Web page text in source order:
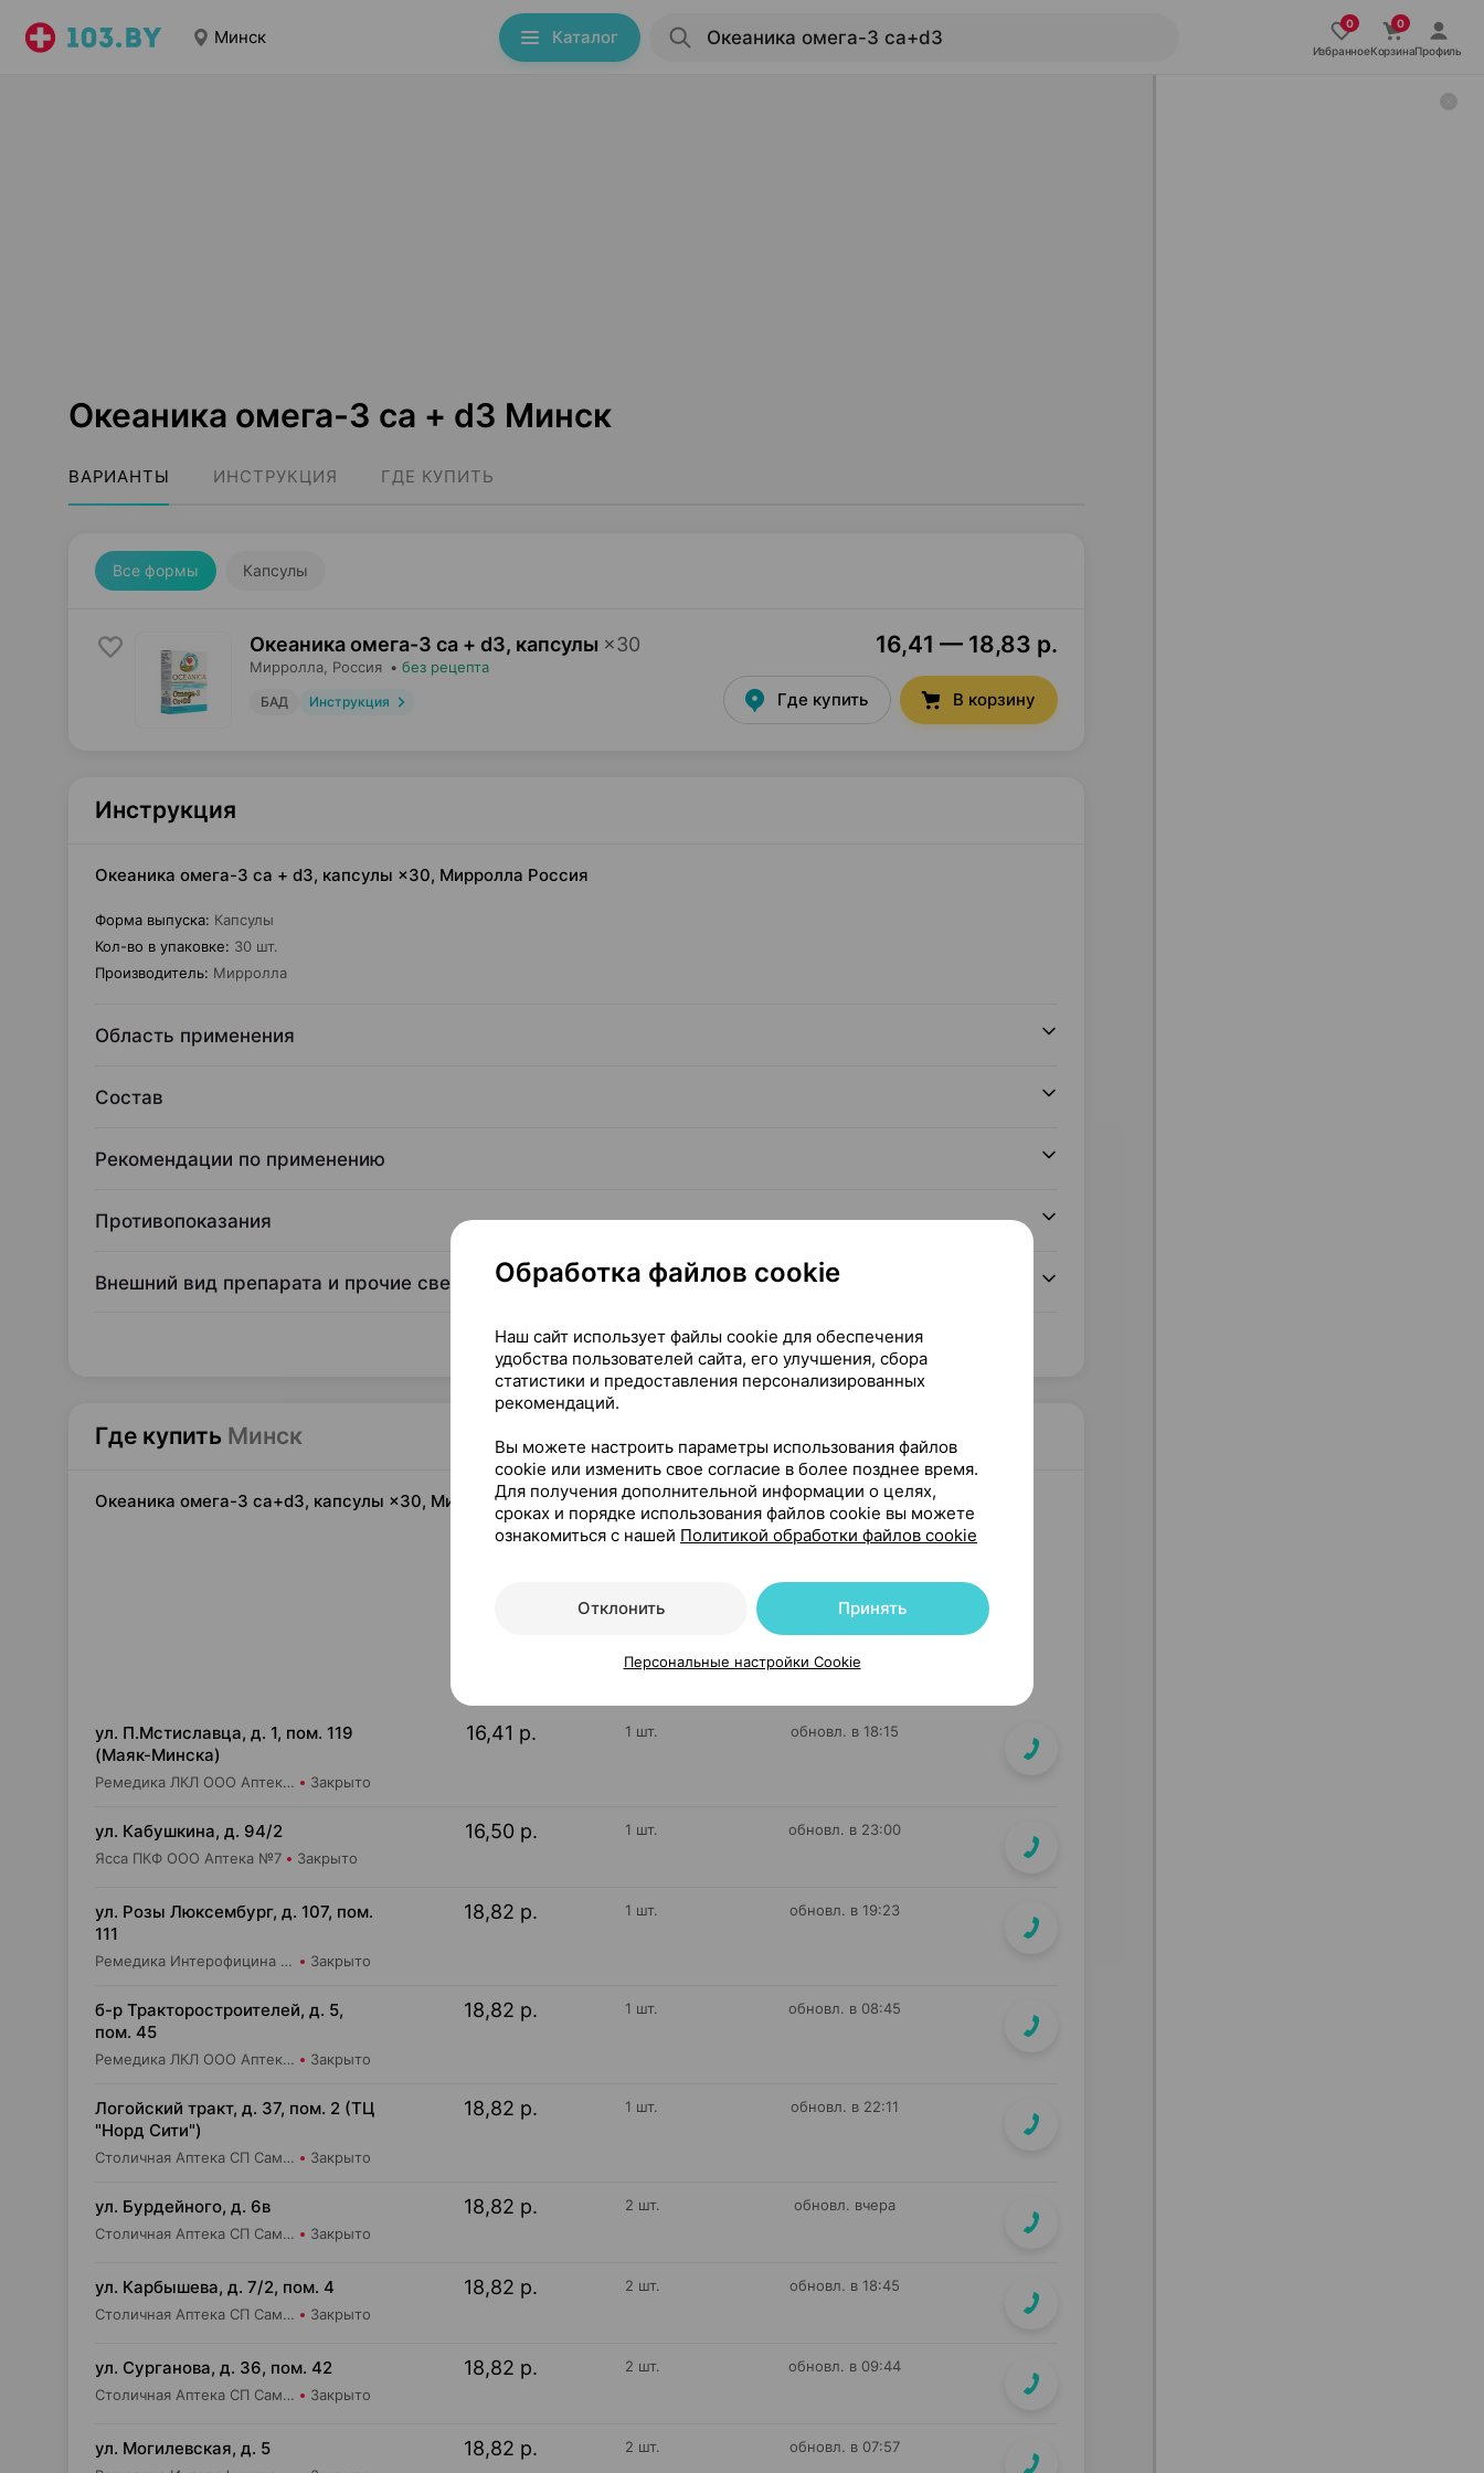
Минск Каталог
ИзбранноеКорзинаПрофиль
Океаника омега-3 ca + d3 Минск
ВАРИАНТЫ ИНСТРУКЦИЯ ГДЕ КУПИТЬ
Все формы Капсулы
Океаника омега-3 ca + d3, капсулы ×30
Мирролла , Россия • без рецепта
БАД Инструкция
16,41 — 18,83 р.
Где купить В корзину
Инструкция
Океаника омега-3 ca + d3, капсулы ×30, Мирролла Россия
Форма выпуска: Капсулы
Кол-во в упаковке: 30 шт.
Производитель: Мирролла
Область применения
Состав
Рекомендации по применению
Противопоказания
Внешний вид препарата и прочие сведения
Читать полностью
Где купить Минск
Океаника омега-3 ca+d3, капсулы ×30, Мирролла Россия
На карте
14
ул. П.Мстиславца, д. 1, пом. 119
(Маяк-Минска)
Ремедика ЛКЛ ООО Аптека №13 Закрыто
16,41 р. 1 шт. обновл. в 18:15
ул. Кабушкина, д. 94/2
Ясса ПКФ ООО Аптека №7 Закрыто
16,50 р. 1 шт. обновл. в 23:00
ул. Розы Люксембург, д. 107, пом.
111
Ремедика Интерофицина Плюс ООО Аптека №23 Закрыто
18,82 р. 1 шт. обновл. в 19:23
б-р Тракторостроителей, д. 5,
пом. 45
Ремедика ЛКЛ ООО Аптека №14 Закрыто
18,82 р. 1 шт. обновл. в 08:45
Логойский тракт, д. 37, пом. 2 (ТЦ
"Норд Сити")
Столичная Аптека СП Самбест ООО Аптека №9 Закрыто
18,82 р. 1 шт. обновл. в 22:11
ул. Бурдейного, д. 6в
Столичная Аптека СП Самбест ООО Аптека №23 Закрыто
18,82 р. 2 шт. обновл. вчера
ул. Карбышева, д. 7/2, пом. 4
Столичная Аптека СП Самбест ООО Аптека №15 Закрыто
18,82 р. 2 шт. обновл. в 18:45
ул. Сурганова, д. 36, пом. 42
Столичная Аптека СП Самбест ООО Аптека №21 Закрыто
18,82 р. 2 шт. обновл. в 09:44
ул. Могилевская, д. 5 18,82 р. 2 шт. обновл. в 07:57
Обработка файлов cookie
Наш сайт использует файлы cookie для обеспечения
удобства пользователей сайта, его улучшения, сбора
статистики и предоставления персонализированных
рекомендаций.
Вы можете настроить параметры использования файлов
cookie или изменить свое согласие в более позднее время.
Для получения дополнительной информации о целях,
сроках и порядке использования файлов cookie вы можете
ознакомиться с нашей Политикой обработки файлов cookie
Отклонить Принять
Персональные настройки Cookie